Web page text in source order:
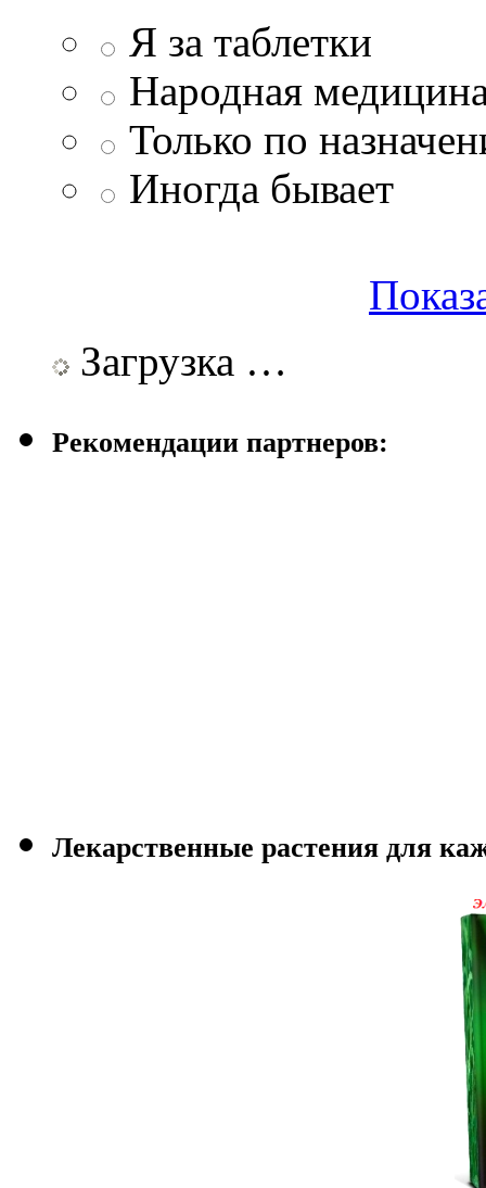
Я за таблетки
Народная
Только по
Иногда бывает
Загрузка …
Рекомендации партнеров:
Лекарственные растения для